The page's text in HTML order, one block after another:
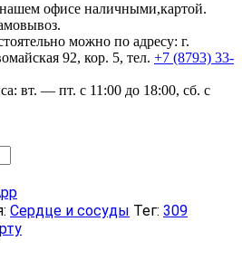
офисе наличными,картой.
можно по адресу: г.
92, кор. 5, тел. +7 (8793) 33-
вт. — пт. с 11:00 до 18:00, сб. с
Сердце и сосуды Тег: 309